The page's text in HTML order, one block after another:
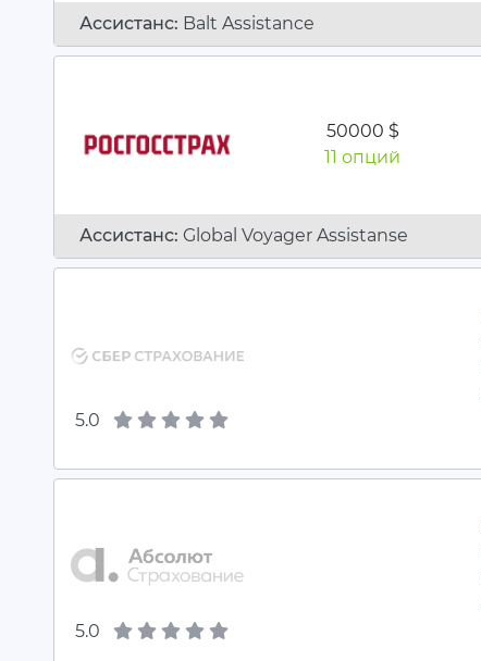
Ассистанc: Balt Assistance
50000 $
11 опций
Ассистанc: Global Voyager Assistanse
5.0
5.0